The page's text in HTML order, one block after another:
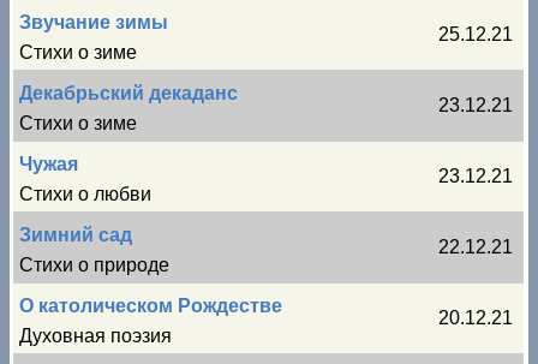
Звучание зимы
Стихи о зиме
25.12.21
Декабрьский декаданс
Стихи о зиме
23.12.21
Чужая
Стихи о любви
23.12.21
Зимний сад
Стихи о природе
22.12.21
О католическом Рождестве
Духовная поэзия
20.12.21